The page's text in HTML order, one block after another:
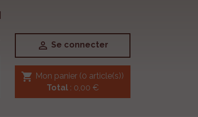
 Se connecter
shopping_cart Mon panier (0 article(s))
Total: 0,00 €